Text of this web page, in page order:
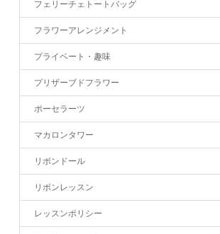
フェリーチェトートバッグ
フラワーアレンジメント
プライベート・趣味
プリザーブドフラワー
ポーセラーツ
マカロンタワー
リボンドール
リボンレッスン
レッスンポリシー